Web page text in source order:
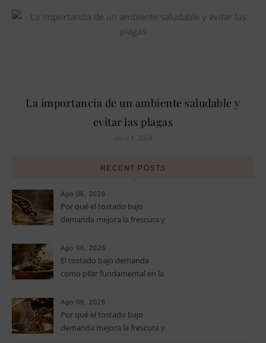
La importancia de un ambiente saludable y
evitar las plagas
abril 1, 2024
RECENT POSTS
Ago 06, 2026
Por qué el tostado bajo
demanda mejora la frescura y
especialidad
Ago 06, 2026
El tostado bajo demanda
como pilar fundamental en la
Ago 06, 2026
Por qué el tostado bajo
demanda mejora la frescura y